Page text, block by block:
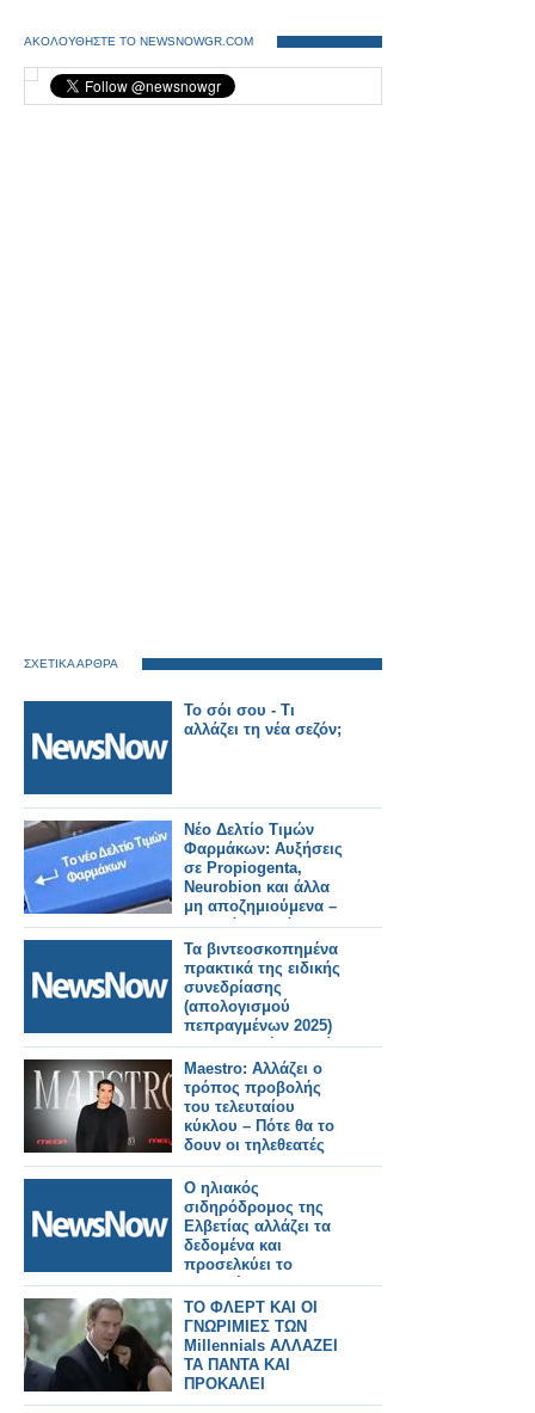
ΑΚΟΛΟΥΘΗΣΤΕ ΤΟ NEWSNOWGR.COM
ΣΧΕΤΙΚΑ ΑΡΘΡΑ
Το σόι σου - Τι
αλλάζει τη νέα σεζόν;
Νέο Δελτίο Τιμών
Φαρμάκων: Αυξήσεις
σε Propiogenta,
Neurobion και άλλα
μη αποζημιούμενα –
Τι αλλάζει από
31/7/2026
Τα βιντεοσκοπημένα
πρακτικά της ειδικής
συνεδρίασης
(απολογισμού
πεπραγμένων 2025)
της Κυριακή 5 Ιουλίου
2026.
Maestro: Αλλάζει ο
τρόπος προβολής
του τελευταίου
κύκλου – Πότε θα το
δουν οι τηλεθεατές
Ο ηλιακός
σιδηρόδρομος της
Ελβετίας αλλάζει τα
δεδομένα και
προσελκύει το
ενδιαφέρον της
Ιταλίας και όχι μόνο.
ΤΟ ΦΛΕΡΤ ΚΑΙ ΟΙ
ΓΝΩΡΙΜΙΕΣ ΤΩΝ
Millennials ΑΛΛΑΖΕΙ
ΤΑ ΠΑΝΤΑ ΚΑΙ
ΠΡΟΚΑΛΕΙ
ΑΝΤΙΔΡΑΣΕΙΣ